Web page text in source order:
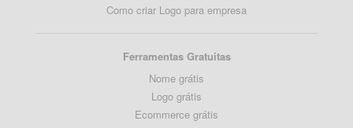
Como criar Logo para empresa
Ferramentas Gratuitas
Nome grátis
Logo grátis
Ecommerce grátis